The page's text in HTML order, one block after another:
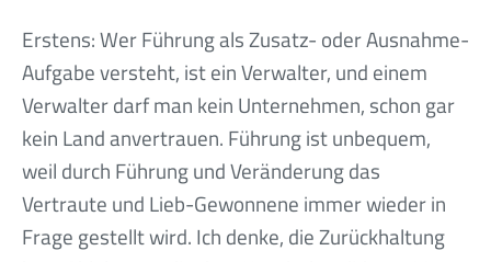
Erstens: Wer Führung als Zusatz- oder Ausnahme-
Aufgabe versteht, ist ein Verwalter, und einem
Verwalter darf man kein Unternehmen, schon gar
kein Land anvertrauen. Führung ist unbequem,
weil durch Führung und Veränderung das
Vertraute und Lieb-Gewonnene immer wieder in
Frage gestellt wird. Ich denke, die Zurückhaltung